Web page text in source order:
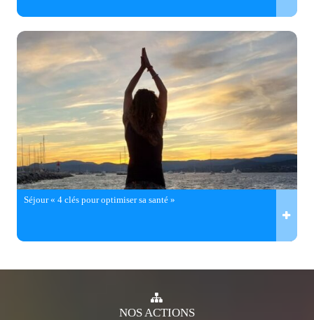
Séjour « 4 clés pour optimiser sa santé »
NOSACTIONS